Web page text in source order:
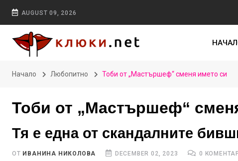
AUGUST 09, 2026
Начало Любопитно Тоби от „Мастършеф“ сменя името си
Тоби от „Мастършеф“
Тя е една от скандалните
ОТ ИВАНИНА НИКОЛОВА DECEMBER 02, 2023 0